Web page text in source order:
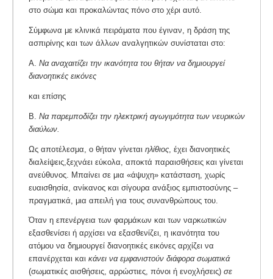
στο σώμα και προκαλώντας πόνο στο χέρι αυτό.
Σύμφωνα με κλινικά πειράματα που έγιναν, η δράση της
ασπιρίνης και των άλλων αναλγητικών συνίσταται στο:
Α. Να αναχαιτίζει την ικανότητα του θήταν να δημιουργεί
διανοητικές εικόνες
και επίσης
Β. Να παρεμποδίζει την ηλεκτρική αγωγιμότητα των νευρικών
διαύλων.
Ως αποτέλεσμα, ο θήταν γίνεται ηλίθιος , έχει διανοητικές
διαλείψεις,ξεχνάει εύκολα, αποκτά παραισθήσεις και γίνεται
ανεύθυνος. Μπαίνει σε μια «άψυχη» κατάσταση, χωρίς
ευαισθησία, ανίκανος και σίγουρα ανάξιος εμπιστοσύνης –
πραγματικά, μια απειλή για τους συνανθρώπους του.
Όταν η επενέργεια των φαρμάκων και των ναρκωτικών
εξασθενίσει ή αρχίσει να εξασθενίζει, η ικανότητα του
ατόμου να δημιουργεί διανοητικές εικόνες αρχίζει να
επανέρχεται και κάνει να εμφανιστούν διάφορα σωματικά
(σωματικές αισθήσεις, αρρώστιες, πόνοι ή ενοχλήσεις) σε